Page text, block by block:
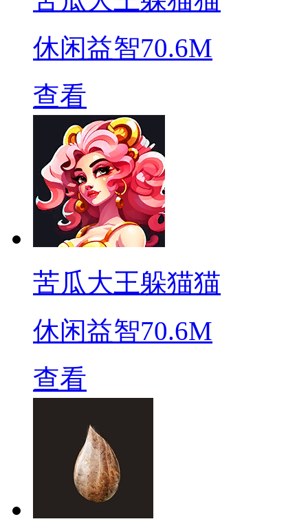
休闲益智70.6M
查看
苦瓜大王躲猫猫
休闲益智70.6M
查看